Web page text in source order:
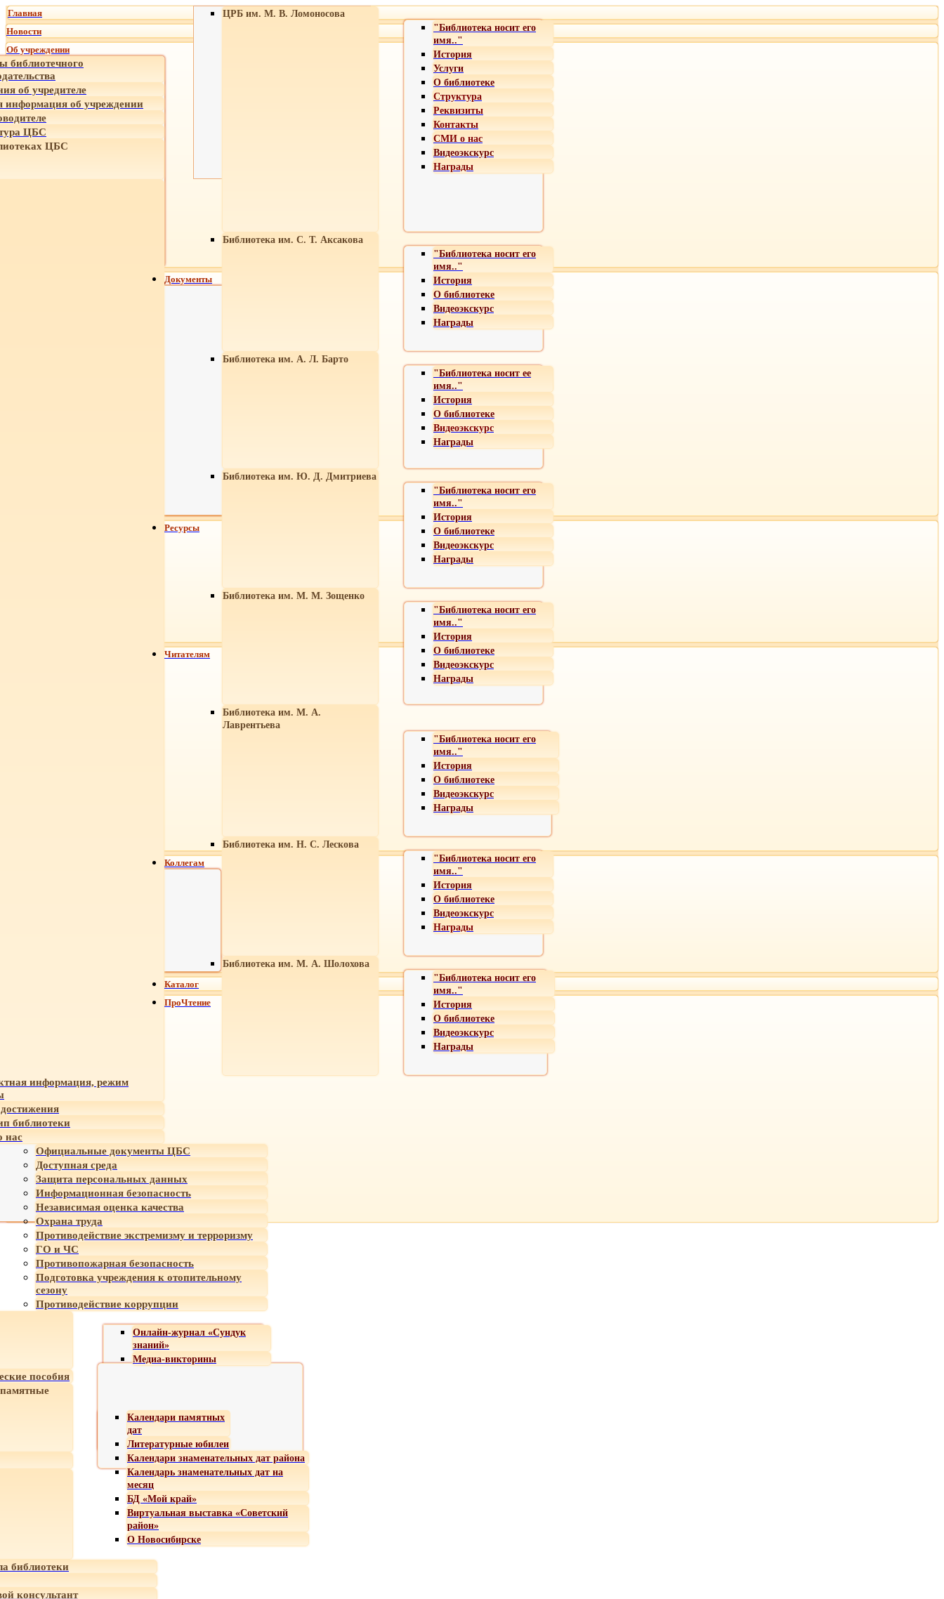
Главная
Новости
Об учреждении
библиотечного
об учредителе
об учреждении
ЦБС
ЦБС
ЦРБ им. М. В. Ломоносова
"Библиотека носит его
имя.."
История
Услуги
О библиотеке
Структура
Реквизиты
Контакты
СМИ о нас
Видеоэкскурс
Награды
Библиотека им. С. Т. Аксакова
"Библиотека носит его
имя.."
История
О библиотеке
Видеоэкскурс
Награды
Библиотека им. А. Л. Барто
"Библиотека носит ее
имя.."
История
О библиотеке
Видеоэкскурс
Награды
Библиотека им. Ю. Д. Дмитриева
"Библиотека носит его
имя.."
История
О библиотеке
Видеоэкскурс
Награды
Библиотека им. М. М. Зощенко
"Библиотека носит его
имя.."
История
О библиотеке
Видеоэкскурс
Награды
Библиотека им. М. А.
Лаврентьева
"Библиотека носит его
имя.."
История
О библиотеке
Видеоэкскурс
Награды
Библиотека им. Н. С. Лескова
"Библиотека носит его
имя.."
История
О библиотеке
Видеоэкскурс
Награды
Библиотека им. М. А. Шолохова
"Библиотека носит его
имя.."
История
О библиотеке
Видеоэкскурс
Награды
информация, режим
библиотеки
нас
Документы
Официальные документы ЦБС
Доступная среда
Защита персональных данных
Информационная безопасность
Независимая оценка качества
Охрана труда
Противодействие экстремизму и терроризму
ГО и ЧС
Противопожарная безопасность
Подготовка учреждения к отопительному
сезону
Противодействие коррупции
Ресурсы
Онлайн-журнал «Сундук
знаний»
Медиа-викторины
пособия
Календари памятных
дат
Литературные юбилеи
Календари знаменательных дат района
Календарь знаменательных дат на
месяц
БД «Мой край»
Виртуальная выставка «Советский
район»
О Новосибирске
Читателям
библиотеки
консультант
Коллегам
Каталог
ПроЧтение